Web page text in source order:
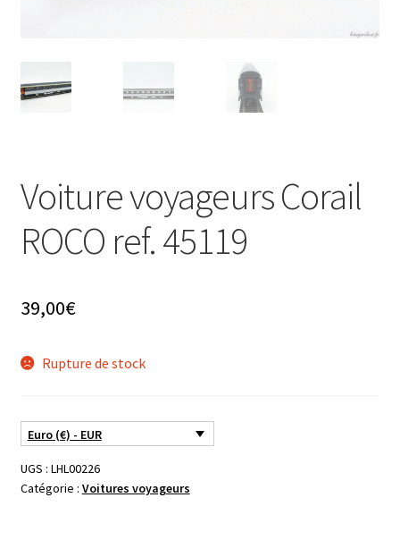
Voiture voyageurs Corail
ROCO ref. 45119
39,00€
Rupture de stock
Euro (€) - EUR
UGS : LHL00226
Catégorie : Voitures voyageurs